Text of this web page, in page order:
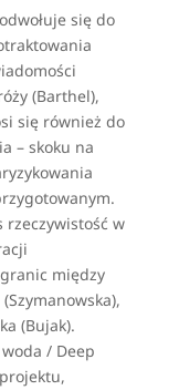
się do
(Barthel),
się również do
– skoku na
rzeczywistość w
między
(Bujak).
/ Deep